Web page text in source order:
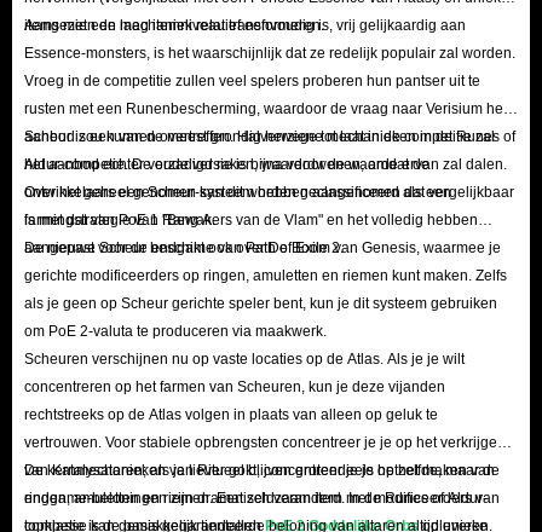
items met een laag itemniveau transformeren.
Aangezien de mechaniek relatief eenvoudig is, vrij gelijkaardig aan
Essence-monsters, is het waarschijnlijk dat ze redelijk populair zal worden.
Vroeg in de competitie zullen veel spelers proberen hun pantser uit te
rusten met een Runenbescherming, waardoor de vraag naar Verisium het
aanbod zou kunnen overtreffen. Halverwege tot laat in de competitie zal
het aanbod echter verzadigd raken, waardoor de waarde ervan zal dalen.
Over het geheel genomen kan dit worden geclassificeerd als een
farmingstrategie van Rang A.
Scheur is een van de meest grondig herziene mechanieken in de Runes of
Aldur-competie. De oude versie is bijna verdwenen, omdat de
ontwikkelaars een Scheur-systeem hebben aangenomen dat vergelijkbaar
is met dat van PoE 1 "Bewakers van de Vlam" en het volledig hebben
aangepast voor de endgame van Path of Exile 2.
De nieuwe Scheur beschikt ook over De Boom van Genesis, waarmee je
gerichte modificeerders op ringen, amuletten en riemen kunt maken. Zelfs
als je geen op Scheur gerichte speler bent, kun je dit systeem gebruiken
om PoE 2-valuta te produceren via maakwerk.
Scheuren verschijnen nu op vaste locaties op de Atlas. Als je je wilt
concentreren op het farmen van Scheuren, kun je deze vijanden
rechtstreeks op de Atlas volgen in plaats van alleen op geluk te
vertrouwen. Voor stabiele opbrengsten concentreer je je op het verkrijgen
van Katalysatoren; als je liever gokt, concentreer je je op het maken van
ringen, amuletten en riemen. Een zeldzaam item met modificeerders van
topklasse kan gemakkelijk tientallenPoE 2 Goddelijke Orbsopleveren.
De kernmechanieken van Ritueel blijven grotendeels hetzelfde, maar de
endgame-beloningen zijn dramatisch veranderd. In de Runes of Aldur-
competie is de basis gegarandeerde beloning van altaren altijd unieke